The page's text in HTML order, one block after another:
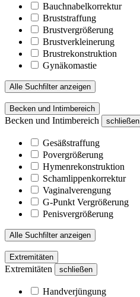
Bauchnabelkorrektur
Bruststraffung
Brustvergrößerung
Brustverkleinerung
Brustrekonstruktion
Gynäkomastie
Alle Suchfilter anzeigen
Becken und Intimbereich
Becken und Intimbereich schließen
Gesäßstraffung
Povergrößerung
Hymenrekonstruktion
Schamlippenkorrektur
Vaginalverengung
G-Punkt Vergrößerung
Penisvergrößerung
Alle Suchfilter anzeigen
Extremitäten
Extremitäten schließen
Handverjüngung